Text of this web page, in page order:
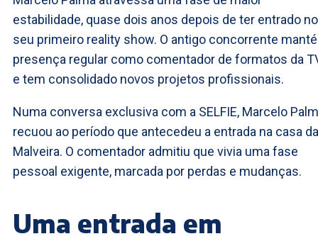
estabilidade, quase dois anos depois de ter entrado no
seu primeiro reality show. O antigo concorrente
presença regular como comentador de formatos da
e tem consolidado novos projetos profissionais.
Numa conversa exclusiva com a SELFIE, Marcelo
recuou ao período que antecedeu a entrada na casa da
Malveira. O comentador admitiu que vivia uma fase
pessoal exigente, marcada por perdas e mudanças.
Uma entrada em